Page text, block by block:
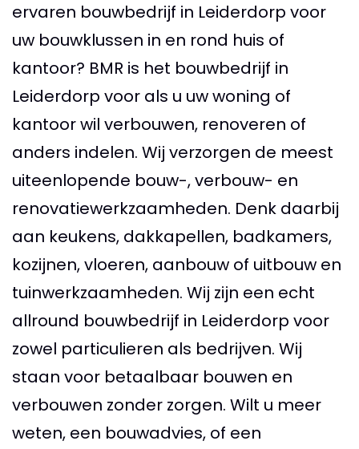
ervaren bouwbedrijf in Leiderdorp voor
uw bouwklussen in en rond huis of
kantoor? BMR is het bouwbedrijf in
Leiderdorp voor als u uw woning of
kantoor wil verbouwen, renoveren of
anders indelen. Wij verzorgen de meest
uiteenlopende bouw-, verbouw- en
renovatiewerkzaamheden. Denk daarbij
aan keukens, dakkapellen, badkamers,
kozijnen, vloeren, aanbouw of uitbouw en
tuinwerkzaamheden. Wij zijn een echt
allround bouwbedrijf in Leiderdorp voor
zowel particulieren als bedrijven. Wij
staan voor betaalbaar bouwen en
verbouwen zonder zorgen. Wilt u meer
weten, een bouwadvies, of een